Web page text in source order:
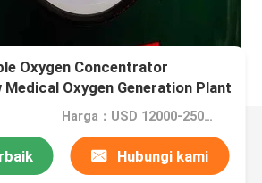
Oxygen Concentrator
Oxygen Generation Plant
Medis dengan Aliran
Harga：USD 12000-25000 pieces
Hubungi kami